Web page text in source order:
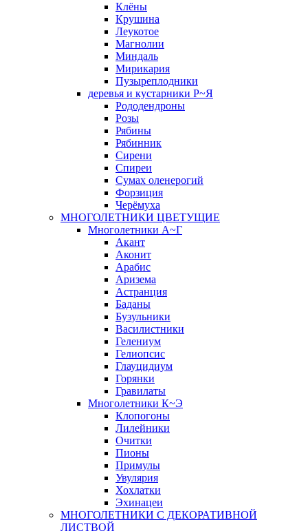
Клёны
Крушина
Леукотое
Магнолии
Миндаль
Мирикария
Пузыреплодники
деревья и кустарники Р~Я
Рододендроны
Розы
Рябины
Рябинник
Сирени
Спиреи
Сумах оленерогий
Форзиция
Черёмуха
МНОГОЛЕТНИКИ ЦВЕТУЩИЕ
Многолетники А~Г
Акант
Аконит
Арабис
Аризема
Астранция
Баданы
Бузульники
Василистники
Гелениум
Гелиопсис
Глауцидиум
Горянки
Гравилаты
Многолетники К~Э
Клопогоны
Лилейники
Очитки
Пионы
Примулы
Увулярия
Хохлатки
Эхинацеи
МНОГОЛЕТНИКИ С ДЕКОРАТИВНОЙ
ЛИСТВОЙ